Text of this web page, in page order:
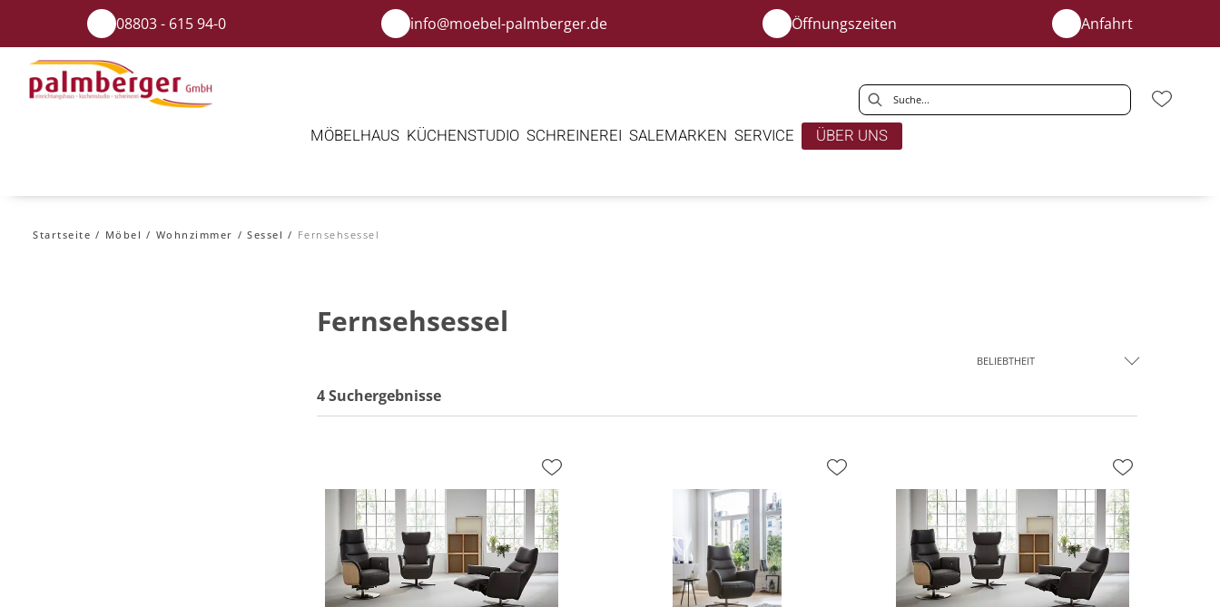
08803 - 615 94-0 info@moebel-palmberger.de Öffnungszeiten Anfahrt
MÖBELHAUS KÜCHENSTUDIO SCHREINEREI SALEMARKEN SERVICE ÜBER UNS
Startseite Möbel Wohnzimmer Sessel Fernsehsessel
Fernsehsessel
BELIEBTHEIT
4 Suchergebnisse